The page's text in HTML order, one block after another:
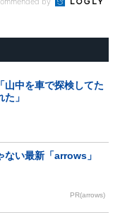
山中を車で探検してた
」
ない最新「arrows」
PR(arrows)